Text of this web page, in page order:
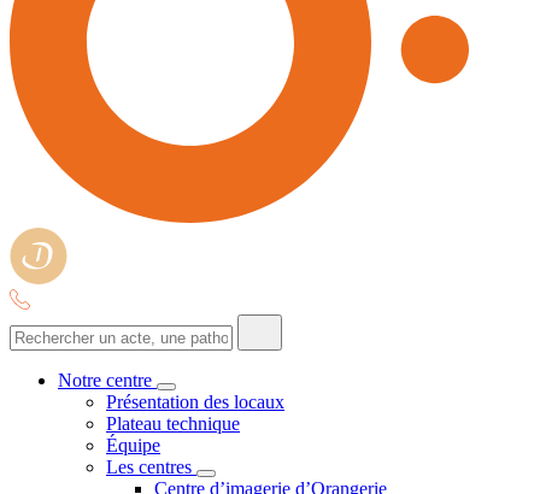
Notre centre
Présentation des locaux
Plateau technique
Équipe
Les centres
Centre d’imagerie d’Orangerie